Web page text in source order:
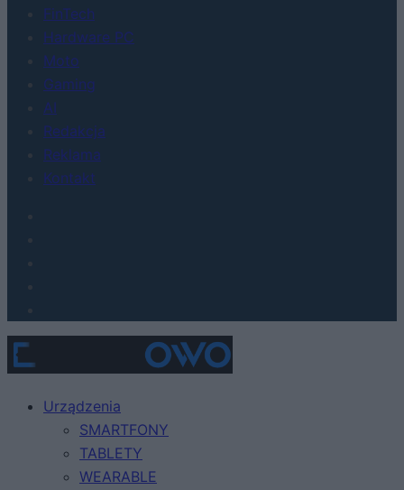
FinTech
Hardware PC
Moto
Gaming
AI
Redakcja
Reklama
Kontakt
Urządzenia
SMARTFONY
TABLETY
WEARABLE